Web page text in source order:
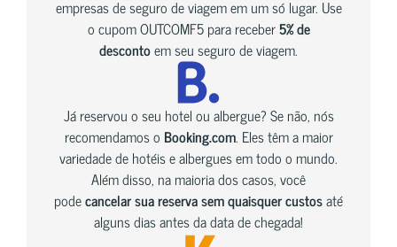
empresas de seguro de viagem em um só lugar. Use
o cupom OUTCOMF5 para receber5% de
descontoem seu seguro de viagem.
Já reservou o seu hotel ou albergue? Se não, nós
recomendamos o Booking.com. Eles têm a maior
variedade de hotéis e albergues em todo o mundo.
Além disso, na maioria dos casos, você
podecancelar sua reserva sem quaisquer custosaté
alguns dias antes da data de chegada!